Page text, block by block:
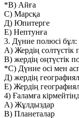
*В) Айға
С) Марсқа
Д) Юпитерге
Е) Нептунға
3. Дүние полюсі бұл:
А) Жердің солтүстік
В) жердің оңтүстік
*С) Дүние осі мен
Д) жердің
Е) Жердің
4) Ғаламға
А) Жұлдыздар
В) Планеталар